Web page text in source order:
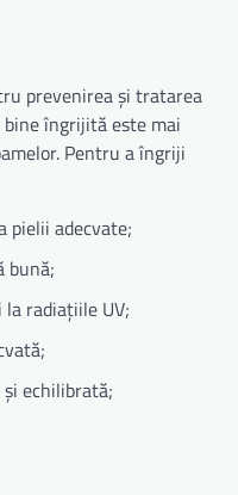
prevenirea și tratarea
bine îngrijită este mai
Pentru a îngriji
pielii adecvate;
bună;
radiațiile UV;
echilibrată;